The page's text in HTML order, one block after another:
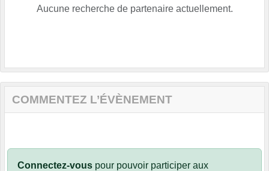
Aucune recherche de partenaire actuellement.
COMMENTEZ L’ÉVÈNEMENT
Connectez-vous pour pouvoir participer aux